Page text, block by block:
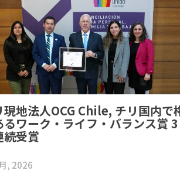
現地法人OCG Chile, チリ国内で
るワーク・ライフ・バランス賞 3
続受賞
, 2026